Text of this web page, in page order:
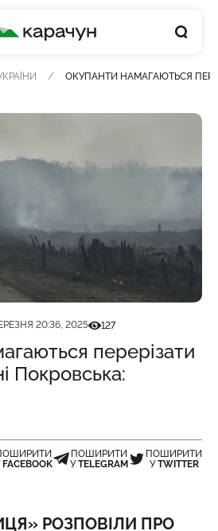
ОКУПАНТИ НАМАГАЮТЬСЯ
20:36, 2025Кількість переглядів
127
перерізати
Покровська:
FACEBOOK
ПОШИРИТИ
УTELEGRAM
ПОШИРИТИ
УTWITTER
РОЗПОВІЛИ ПРО